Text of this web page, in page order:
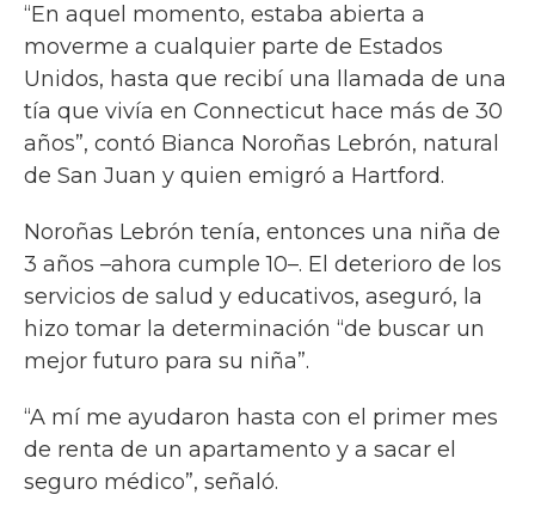
“En aquel momento, estaba abierta a
moverme a cualquier parte de Estados
Unidos, hasta que recibí una llamada de una
tía que vivía en Connecticut hace más de 30
años”, contó Bianca Noroñas Lebrón, natural
de San Juan y quien emigró a Hartford.
Noroñas Lebrón tenía, entonces una niña de
3 años –ahora cumple 10–. El deterioro de los
servicios de salud y educativos, aseguró, la
hizo tomar la determinación “de buscar un
mejor futuro para su niña”.
“A mí me ayudaron hasta con el primer mes
de renta de un apartamento y a sacar el
seguro médico”, señaló.